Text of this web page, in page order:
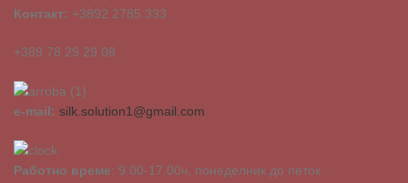
Контакт: +3892 2785 333
+389 78 29 29 08
e-mail: silk.solution1@gmail.com
Работно време: 9.00-17.00ч, понеделник до петок